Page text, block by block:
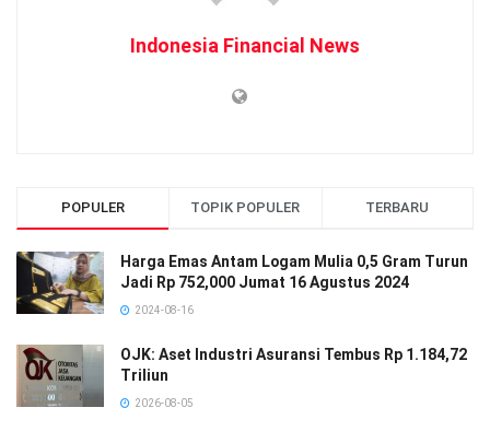
Indonesia Financial News
POPULER TOPIK POPULER TERBARU
Harga Emas Antam Logam Mulia 0,5 Gram Turun
Jadi Rp 752,000 Jumat 16 Agustus 2024
2024-08-16
OJK: Aset Industri Asuransi Tembus Rp 1.184,72
Triliun
2026-08-05